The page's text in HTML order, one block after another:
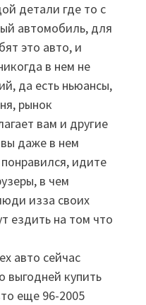
детали где то с
автомобиль, для
это авто, и
в нем не
да есть ньюансы,
рынок
вам и другие
даже в нем
идите
в чем
изза своих
ездить на том что
авто сейчас
выгодней купить
еще 96-2005